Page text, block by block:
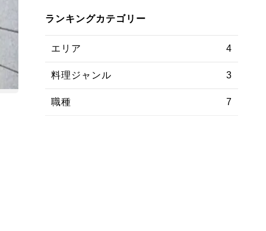
ランキングカテゴリー
エリア 4
料理ジャンル 3
職種 7